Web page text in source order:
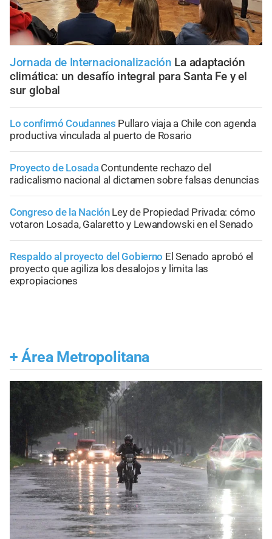
Jornada de Internacionalización La adaptación
climática: un desafío integral para Santa Fe y el
sur global
Lo confirmó Coudannes Pullaro viaja a Chile con agenda
productiva vinculada al puerto de Rosario
Proyecto de Losada Contundente rechazo del
radicalismo nacional al dictamen sobre falsas denuncias
Congreso de la Nación Ley de Propiedad Privada: cómo
votaron Losada, Galaretto y Lewandowski en el Senado
Respaldo al proyecto del Gobierno El Senado aprobó el
proyecto que agiliza los desalojos y limita las
expropiaciones
+ Área Metropolitana